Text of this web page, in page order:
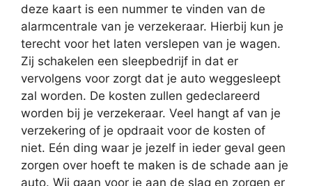
deze kaart is een nummer te vinden van de
alarmcentrale van je verzekeraar. Hierbij kun je
terecht voor het laten verslepen van je wagen.
Zij schakelen een sleepbedrijf in dat er
vervolgens voor zorgt dat je auto weggesleept
zal worden. De kosten zullen gedeclareerd
worden bij je verzekeraar. Veel hangt af van je
verzekering of je opdraait voor de kosten of
niet. Eén ding waar je jezelf in ieder geval geen
zorgen over hoeft te maken is de schade aan je
auto. Wij gaan voor je aan de slag en zorgen er